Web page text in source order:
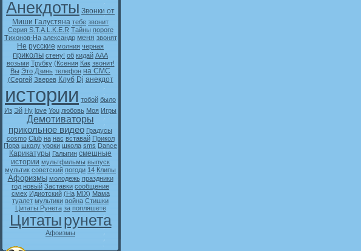
Анекдоты Звонки от
Миши Галустяна тебе звонит
Серия S.T.A.L.K.E.R Тайны пороге
Тихонов-На александр меня звонят
Не русские молния черная
приколы стену! об кидай ААА
возьми Трубку (Ксения Как звонит!
Вы Это Дзинь телефон на СМС
(Сергей Зверев Клуб Dj анекдот
истории тобой было
Из Эй Ну love You любовь Моя Игры
Демотиваторы
прикольное видео Градусы
cosmo Club на нас вставай Прикол
Пора школу уроки школа sms Dance
Карикатуры Галыгин смешные
истории мультфильмы выпуск
мультик советский погоди 14 Клипы
Афоризмы молодежь праздники
год новый Заставки сообщение
смех Идиотский (На MIX) Мама
туалет мультики война Стишки
Цитаты Рунета за попляшете
Цитатырунета
Афоизмы